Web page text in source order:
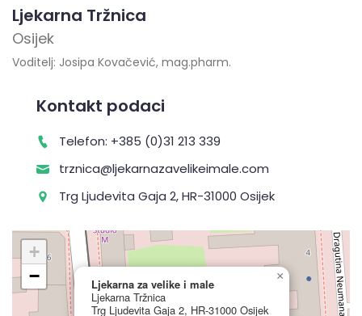
Ljekarna Tržnica
Osijek
Voditelj: Josipa Kovačević, mag.pharm.
Kontakt podaci
Telefon: +385 (0)31 213 339
trznica@ljekarnazavelikeimale.com
Trg Ljudevita Gaja 2, HR-31000 Osijek
Ljekarna za velike i male
Ljekarna Tržnica
Trg Ljudevita Gaja 2, HR-31000 Osijek
×
+
−